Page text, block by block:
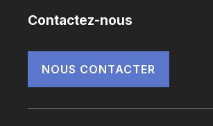
Contactez-nous
NOUS CONTACTER